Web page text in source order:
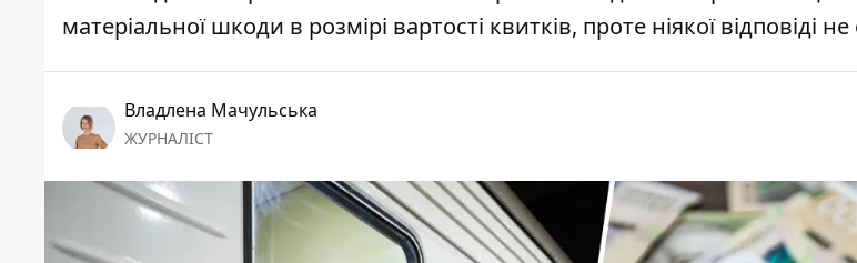
матеріальної шкоди в розмірі вартості квитків, проте ніякої відповіді
Владлена Мачульська
ЖУРНАЛІСТ